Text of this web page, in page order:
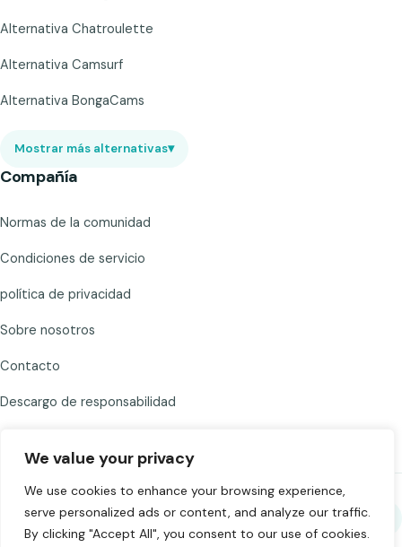
We value your privacy
We use cookies to enhance your browsing experience,
serve personalized ads or content, and analyze our traffic.
By clicking "Accept All", you consent to our use of cookies.
Alternativa Chatroulette
Alternativa Camsurf
Alternativa BongaCams
Mostrar más alternativas▾
Compañía
Normas de la comunidad
Condiciones de servicio
política de privacidad
Sobre nosotros
Contacto
Descargo de responsabilidad
Comparte Chat to Strangers